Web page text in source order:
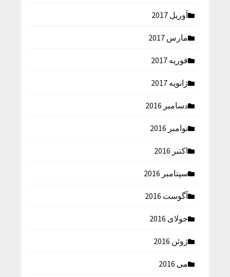
آوریل 2017
مارس 2017
فوریه 2017
ژانویه 2017
دسامبر 2016
نوامبر 2016
اکتبر 2016
سپتامبر 2016
آگوست 2016
جولای 2016
ژوئن 2016
می 2016